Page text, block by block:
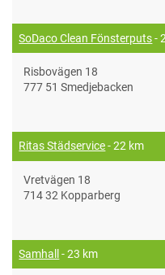
SoDaco Clean Fönsterputs-
Risbovägen 18
777 51 Smedjebacken
Ritas Städservice- 22 km
Vretvägen 18
714 32 Kopparberg
Samhall - 23 km